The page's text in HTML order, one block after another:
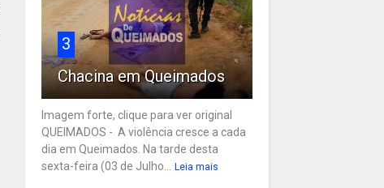
3
Chacina em Queimados
Imagem forte, clique para ver original
QUEIMADOS - A violência cresce a cada
dia em Queimados. Na tarde desta
sexta-feira (03 de Julho...
Leia mais